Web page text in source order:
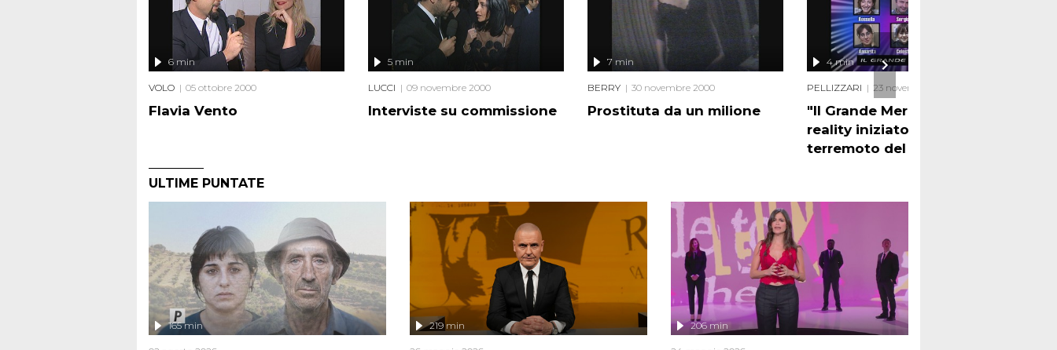
Flavia Vento
6 min
VOLO 05 ottobre 2000
Interviste su commissione
5 min
LUCCI 09 novembre 2000
Prostituta da un milione
7 min
BERRY 30 novembre 2000
"Il Grande Mercalli" il
reality iniziato dopo il
terremoto del 1997
4 min
PELLIZZARI 23 novembre 2000
ULTIME PUNTATE
165 min 219 min 206 min